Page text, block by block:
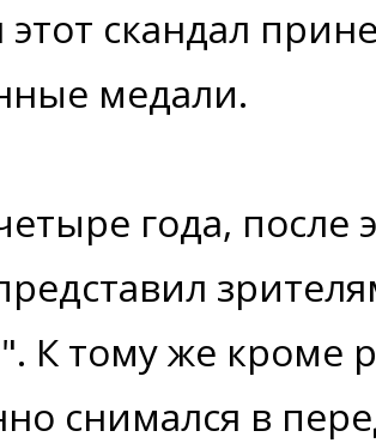
этот скандал
медали.
года, после
К тому же кроме
снимался в